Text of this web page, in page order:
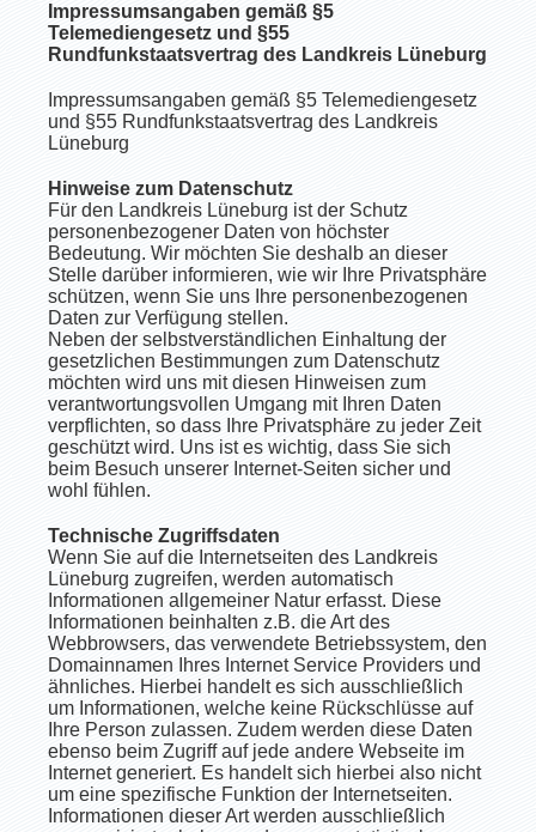
Impressumsangaben gemäß §5
Telemediengesetz und §55
Rundfunkstaatsvertrag des Landkreis Lüneburg
Impressumsangaben gemäß §5 Telemediengesetz
und §55 Rundfunkstaatsvertrag des Landkreis
Lüneburg
Hinweise zum Datenschutz
Für den Landkreis Lüneburg ist der Schutz
personenbezogener Daten von höchster
Bedeutung. Wir möchten Sie deshalb an dieser
Stelle darüber informieren, wie wir Ihre Privatsphäre
schützen, wenn Sie uns Ihre personenbezogenen
Daten zur Verfügung stellen.
Neben der selbstverständlichen Einhaltung der
gesetzlichen Bestimmungen zum Datenschutz
möchten wird uns mit diesen Hinweisen zum
verantwortungsvollen Umgang mit Ihren Daten
verpflichten, so dass Ihre Privatsphäre zu jeder Zeit
geschützt wird. Uns ist es wichtig, dass Sie sich
beim Besuch unserer Internet-Seiten sicher und
wohl fühlen.
Technische Zugriffsdaten
Wenn Sie auf die Internetseiten des Landkreis
Lüneburg zugreifen, werden automatisch
Informationen allgemeiner Natur erfasst. Diese
Informationen beinhalten z.B. die Art des
Webbrowsers, das verwendete Betriebssystem, den
Domainnamen Ihres Internet Service Providers und
ähnliches. Hierbei handelt es sich ausschließlich
um Informationen, welche keine Rückschlüsse auf
Ihre Person zulassen. Zudem werden diese Daten
ebenso beim Zugriff auf jede andere Webseite im
Internet generiert. Es handelt sich hierbei also nicht
um eine spezifische Funktion der Internetseiten.
Informationen dieser Art werden ausschließlich